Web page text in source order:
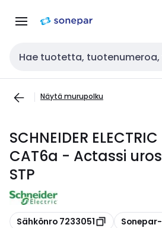
navigointiinsisältöön
Haku
Näytä murupolku
SCHNEIDER
CAT6a - Actassi
STP
Kopioi
Sähkönro 7233051 Kopioi